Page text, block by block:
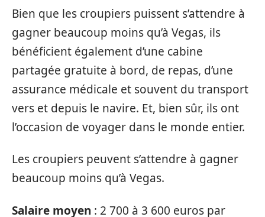
Bien que les croupiers puissent s’attendre à
gagner beaucoup moins qu’à Vegas, ils
bénéficient également d’une cabine
partagée gratuite à bord, de repas, d’une
assurance médicale et souvent du transport
vers et depuis le navire. Et, bien sûr, ils ont
l’occasion de voyager dans le monde entier.
Les croupiers peuvent s’attendre à gagner
beaucoup moins qu’à Vegas.
Salaire moyen : 2 700 à 3 600 euros par